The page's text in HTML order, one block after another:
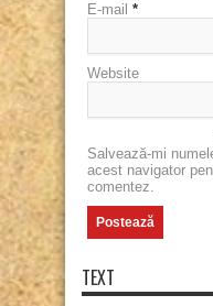
E-mail *
Website
Salvează-mi
acest navigator
comentez.
TEXT